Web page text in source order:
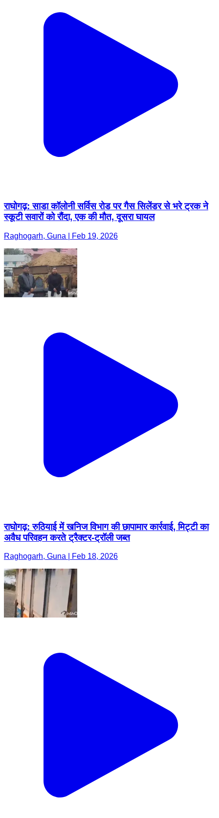
राघोगढ़: साडा कॉलोनी सर्विस रोड पर गैस सिलेंडर से भरे ट्रक ने
स्कूटी सवारों को रौंदा, एक की मौत, दूसरा घायल
Raghogarh, Guna | Feb 19, 2026
राघोगढ़: रुठियाई में खनिज विभाग की छापामार कार्रवाई, मिट्टी का
अवैध परिवहन करते ट्रैक्टर-ट्रॉली जब्त
Raghogarh, Guna | Feb 18, 2026